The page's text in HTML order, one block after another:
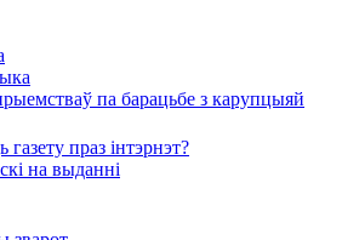
па барацьбе з карупцыяй
газету праз інтэрнэт?
на выданні